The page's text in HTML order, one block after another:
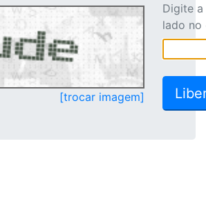
[trocar imagem]
Digite
lado no